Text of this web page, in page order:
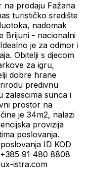
na prodaju Fažana
turističko središte
nadomak
Brijuni - nacionalni
je za odmor i
Obitelji s djecom
za igru,
dobre hrane
predivnu
zalascima sunca i
prostor na
je 34m2, nalazi
provizija
poslovanja.
ID KOD
91 480 8808
istra.com